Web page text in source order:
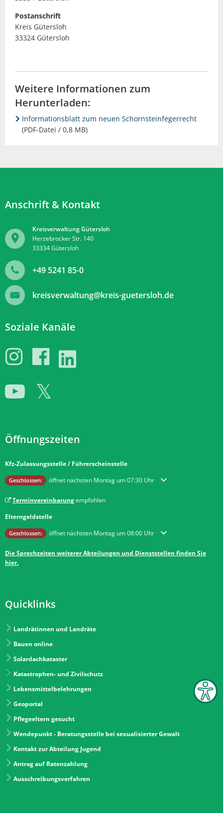
Postanschrift
Kreis Gütersloh
33324 Gütersloh
Weitere Informationen zum
Herunterladen:
Informationsblatt zum neuen Schornsteinfegerrecht
(PDF-Datei / 0,8 MB)
Anschrift & Kontakt
Kreisverwaltung Gütersloh
Herzebrocker Str. 140
33334Gütersloh
+49 5241 85-0
kreisverwaltung@kreis-guetersloh.de
Soziale Kanäle
Öffnungszeiten
Kfz-Zulassungsstelle / Führerscheinstelle
Klicken, um weitere Öffnungs- oder Schließzeiten auszublenden
Geschlossen: öffnet nächsten Montag um 07:30 Uhr
Terminvereinbarungempfohlen
Elterngeldstelle
Klicken, um weitere Öffnungs- oder Schließzeiten auszublenden
Geschlossen: öffnet nächsten Montag um 08:00 Uhr
Die Sprechzeiten weiterer Abteilungen und Dienststellen finden Sie
hier.
Quicklinks
Landrätinnen und Landräte
Bauen online
Solardachkataster
Katastrophen- und Zivilschutz
Lebensmittelbelehrungen
Geoportal
Pflegeeltern gesucht
Wendepunkt - Beratungsstelle bei sexualisierter Gewalt
Kontakt zur Abteilung Jugend
Antrag auf Ratenzahlung
Ausschreibungsverfahren